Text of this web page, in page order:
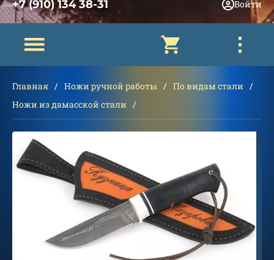
+7 (910) 134 38-31 Войти
Главная Ножи ручной работы
По видам стали
Ножи из дамасской стали